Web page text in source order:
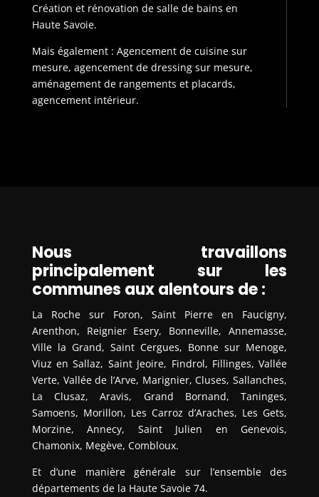
Création et rénovation de salle de bains en
Haute Savoie.
Mais également : Agencement de cuisine sur
mesure, agencement de dressing sur mesure,
aménagement de rangements et placards,
agencement intérieur.
Nous travaillons
principalement sur les
communes aux alentours de :
La Roche sur Foron, Saint Pierre en Faucigny,
Arenthon, Reignier Esery, Bonneville, Annemasse,
Ville la Grand, Saint Cergues, Bonne sur Menoge,
Viuz en Sallaz, Saint Jeoire, Findrol, Fillinges, Vallée
Verte, Vallée de l’Arve, Marignier, Cluses, Sallanches,
La Clusaz, Aravis, Grand Bornand, Taninges,
Samoens, Morillon, Les Carroz d’Araches, Les Gets,
Morzine, Annecy, Saint Julien en Genevois,
Chamonix, Megève, Combloux.
Et d’une manière générale sur l’ensemble des
départements de la Haute Savoie 74.